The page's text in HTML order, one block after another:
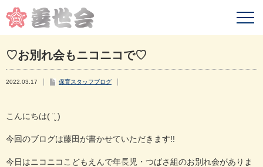
♡お別れ会もニコニコで♡
2022.03.17 保育スタッフブログ
こんにちは( ¨̮ )
今回のブログは藤田が書かせていただきます!!
今日はニコニコこどもえんで年長児・つばさ組のお別れ会がありま